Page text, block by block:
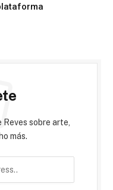
sobre arte,
más.